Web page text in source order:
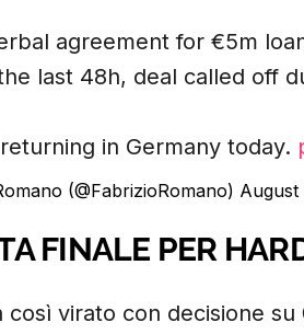
agreement for €5m
last 48h, deal called off
in Germany today.
(@FabrizioRomano) August
FINALE PER
così virato con decisione su